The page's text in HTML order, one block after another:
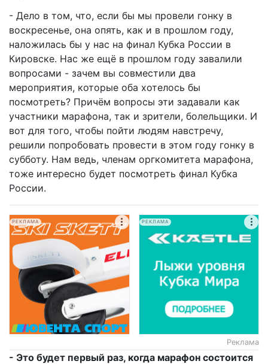
- Дело в том, что, если бы мы провели гонку в
воскресенье, она опять, как и в прошлом году,
наложилась бы у нас на финал Кубка России в
Кировске. Нас же ещё в прошлом году завалили
вопросами - зачем вы совместили два
мероприятия, которые оба хотелось бы
посмотреть? Причём вопросы эти задавали как
участники марафона, так и зрители, болельщики. И
вот для того, чтобы пойти людям навстречу,
решили попробовать провести в этом году гонку в
субботу. Нам ведь, членам оргкомитета марафона,
тоже интересно будет посмотреть финал Кубка
России.
РЕКЛАМА РЕКЛАМА
Реклама
- Это будет первый раз, когда марафон состоится